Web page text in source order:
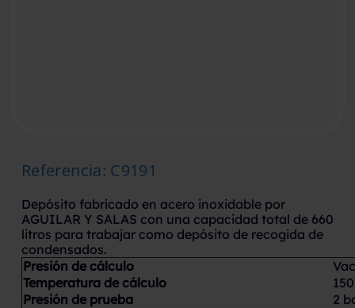
Referencia: C9191
Depósito fabricado en acero inoxidable por
AGUILAR Y SALAS con una capacidad total de 660
litros para trabajar como depósito de recogida de
condensados.
Presión de cálculo
Temperatura de cálculo
Presión de prueba
2